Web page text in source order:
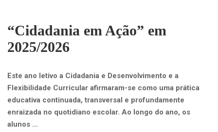
“Cidadania em Ação” em
2025/2026
Este ano letivo a Cidadania e Desenvolvimento e a
Flexibilidade Curricular afirmaram-se como uma prática
educativa continuada, transversal e profundamente
enraizada no quotidiano escolar. Ao longo do ano, os
alunos …